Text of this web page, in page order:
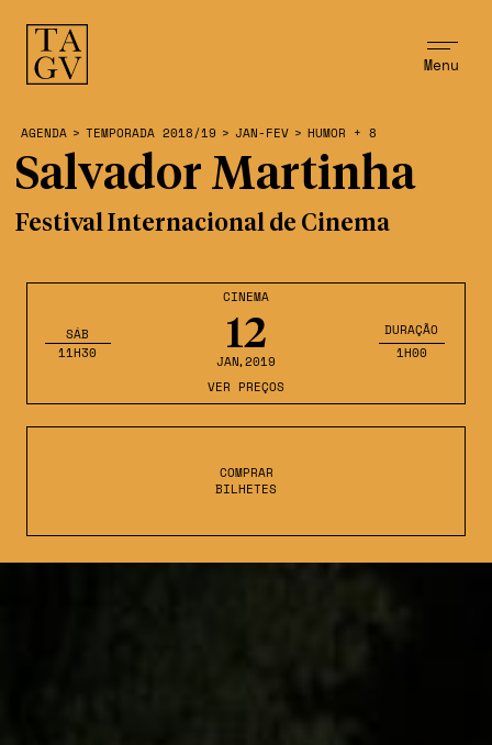
Menu
CINEMA
12
JAN,2019
SÁB
11H30
DURAÇÃO
1H00
VER PREÇOS
COMPRAR
BILHETES
AGENDA > TEMPORADA 2018/19 > JAN-FEV > HUMOR + 8
Salvador Martinha
Festival Internacional de Cinema